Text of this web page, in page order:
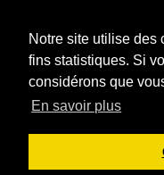
Notre site utilise des
fins statistiques. Si
considérons que
En savoir plus